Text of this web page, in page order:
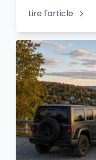
Lire l'article